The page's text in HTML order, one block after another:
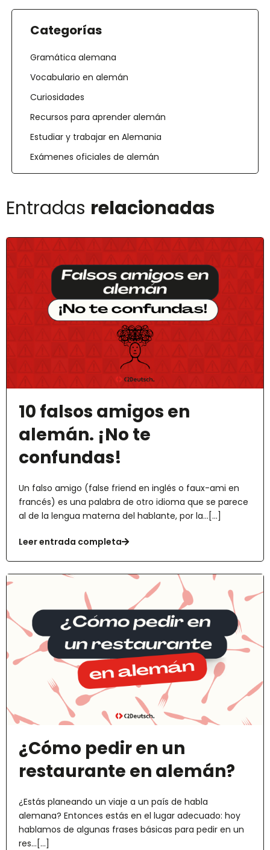
Categorías
Gramática alemana
Vocabulario en alemán
Curiosidades
Recursos para aprender alemán
Estudiar y trabajar en Alemania
Exámenes oficiales de alemán
Entradas relacionadas
10 falsos amigos en
alemán. ¡No te
confundas!
Un falso amigo (false friend en inglés o faux-ami en
francés) es una palabra de otro idioma que se parece
al de la lengua materna del hablante, por la...[...]
Leer entrada completa
¿Cómo pedir en un
restaurante en alemán?
¿Estás planeando un viaje a un país de habla
alemana? Entonces estás en el lugar adecuado: hoy
hablamos de algunas frases básicas para pedir en un
res...[...]